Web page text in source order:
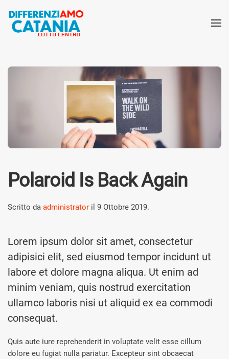
Polaroid Is Back Again
Scritto da administrator il 9 Ottobre 2019.
Lorem ipsum dolor sit amet, consectetur
adipisici elit, sed eiusmod tempor incidunt ut
labore et dolore magna aliqua. Ut enim ad
minim veniam, quis nostrud exercitation
ullamco laboris nisi ut aliquid ex ea commodi
consequat.
Quis aute iure reprehenderit in voluptate velit esse cillum
dolore eu fugiat nulla pariatur. Excepteur sint obcaecat